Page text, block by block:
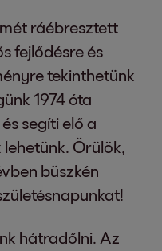
ráébresztett
fejlődésre és
tekinthetünk
1974 óta
segíti elő a
lehetünk. Örülök,
büszkén
hátradőlni. Az